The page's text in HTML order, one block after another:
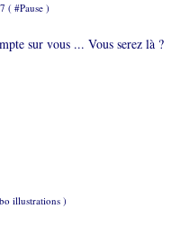
( #Pause )
sur vous ... Vous serez là ?
illustrations)